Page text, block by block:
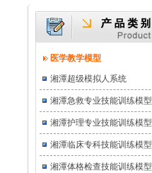
医学教学模型
湘潭超级模拟人系统
湘潭急救专业技能训练模型
湘潭护理专业技能训练模型
湘潭临床专科技能训练模型
湘潭体格检查技能训练模型